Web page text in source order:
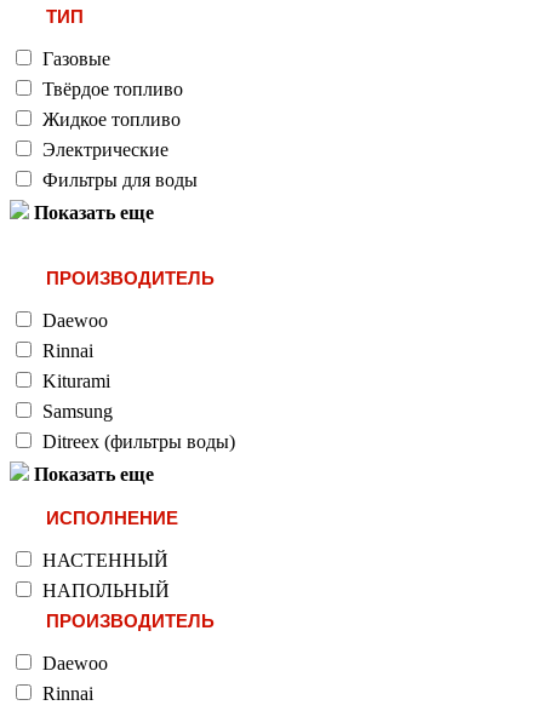
ТИП
Газовые
Твёрдое топливо
Жидкое топливо
Электрические
Фильтры для воды
Показать еще
ПРОИЗВОДИТЕЛЬ
Daewoo
Rinnai
Kiturami
Samsung
Ditreex (фильтры воды)
Показать еще
ИСПОЛНЕНИЕ
НАСТЕННЫЙ
НАПОЛЬНЫЙ
ПРОИЗВОДИТЕЛЬ
Daewoo
Rinnai